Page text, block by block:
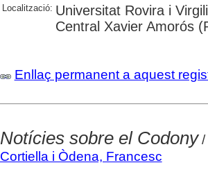
Localització: Universitat Rovira i
Central Xavier Amorós
Enllaç permanent a aquest
Notícies sobre el Codony/
Cortiella i Òdena, Francesc